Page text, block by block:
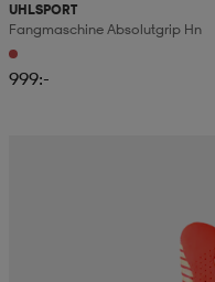
UHLSPORT
Fangmaschine Absolutgrip Hn
999:-